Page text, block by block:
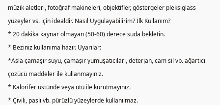
müzik aletleri, fotoğraf makineleri, objektifler, göstergeler pleksiglass
yüzeyler vs. için idealdir. Nasıl Uygulayabilirim? İlk Kullanım?
* 20 dakika kaynar olmayan (50-60) derece suda bekletin.
* Beziniz kullanıma hazır. Uyarılar:
*Asla çamaşır suyu, çamaşır yumuşatıcıları, deterjan, cam sil vb. ağartıcı
çözücü maddeler ile kullanmayınız.
* Kalorifer üstünde veya ütü ile kurutmayınız.
* Çivili, paslı vb. pürüzlü yüzeylerde kullanılmaz.